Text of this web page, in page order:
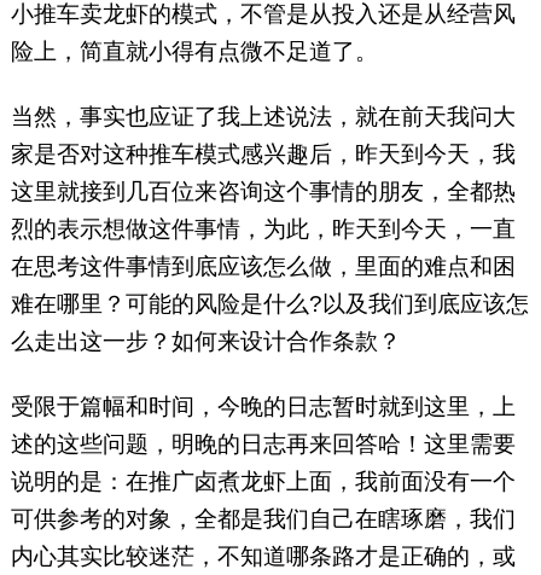
小推车卖龙虾的模式，不管是从投入还是从经营风
险上，简直就小得有点微不足道了。
当然，事实也应证了我上述说法，就在前天我问大
家是否对这种推车模式感兴趣后，昨天到今天，我
这里就接到几百位来咨询这个事情的朋友，全都热
烈的表示想做这件事情，为此，昨天到今天，一直
在思考这件事情到底应该怎么做，里面的难点和困
难在哪里？可能的风险是什么?以及我们到底应该怎
么走出这一步？如何来设计合作条款？
受限于篇幅和时间，今晚的日志暂时就到这里，上
述的这些问题，明晚的日志再来回答哈！这里需要
说明的是：在推广卤煮龙虾上面，我前面没有一个
可供参考的对象，全都是我们自己在瞎琢磨，我们
内心其实比较迷茫，不知道哪条路才是正确的，或